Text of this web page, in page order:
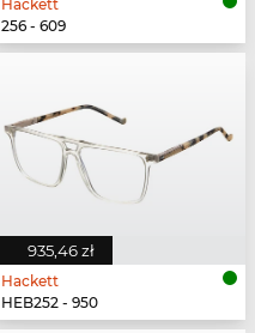
Hackett
256 - 609
935,46 zł
Hackett
HEB252 - 950